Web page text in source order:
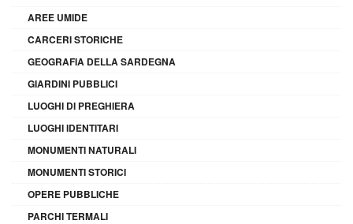
AREE UMIDE
CARCERI STORICHE
GEOGRAFIA DELLA SARDEGNA
GIARDINI PUBBLICI
LUOGHI DI PREGHIERA
LUOGHI IDENTITARI
MONUMENTI NATURALI
MONUMENTI STORICI
OPERE PUBBLICHE
PARCHI TERMALI